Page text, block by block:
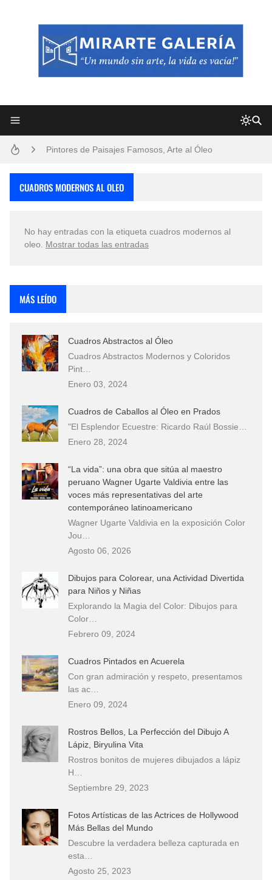
Pintores de Paisajes Famosos, Arte al Óleo
Que significan los cuadros de negras africanas?
El mundo del arte en pintura surrealista
CUADROS MODERNOS AL OLEO
No hay entradas con la etiqueta cuadros modernos al
oleo
Mostrar todas las entradas
MÁS LEÍDO
Cuadros Abstractos al Óleo
Cuadros Abstractos Modernos y Coloridos
Pint…
Enero 03, 2024
Cuadros de Caballos al Óleo en Prados
"El Esplendor Ecuestre: Ricardo Raúl Bossie…
Enero 28, 2024
“La vida”: una obra que sitúa al maestro
peruano Wagner Ugarte Valdivia entre las
voces más representativas del arte
contemporáneo latinoamericano
Wagner Ugarte Valdivia en la exposición Color
Jou…
Agosto 06, 2026
Dibujos para Colorear, una Actividad Divertida
para Niños y Niñas
Explorando la Magia del Color: Dibujos para
Color…
Febrero 09, 2024
Cuadros Pintados en Acuerela
Con gran admiración y respeto, presentamos
las ac…
Enero 09, 2024
Rostros Bellos, La Perfección del Dibujo A
Lápiz, Biryulina Vita
Rostros bonitos de mujeres dibujados a lápiz
H…
Septiembre 29, 2023
Fotos Artísticas de las Actrices de Hollywood
Más Bellas del Mundo
Descubre la verdadera belleza capturada en
esta…
Agosto 25, 2023